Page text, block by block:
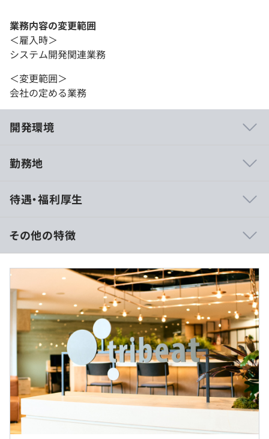
業務内容の変更範囲
＜雇入時＞
システム開発関連業務
＜変更範囲＞
会社の定める業務
開発環境
まで、幅広い分野のプロジェクトに携われます。設計から
は上流工程のみを担当する案件もあります。直取引のため
多様なプロジェクト経験を積めることが、当社で働く大き
な魅力です。
当社にはモダンな開発環境がありますが、それは常に整っ
ているわけではありません。古い開発環境を刷新し、モダ
ナイズを進めるプロジェクトが多く、自社システムを再デ
ザインして改善する場面もあります。このようなプロセス
に関わることで、システム全体を見渡せる力を培うことが
できます。
また、さまざまな経歴を持つエンジニアが集まっており、
異なる視点やスキルをお互いに吸収しながら成長できる環
境です。新しいことに前向きに取り組むメンバーが多く、
未知の領域にチャレンジし、会社とともに成長したいとい
勤務地
待遇・福利厚生
■想定年収：468万円～754万円
■賃金形態：月給制
■賃金の決定方法：経験や年齢、能力を考慮の上、決定し
ます。
■月給：約36万円～58万円（固定残業代を含む）
・固定残業代：30時間分、約7万円～11万円（超過分は別
途支給）
（※想定年収は年収提示額を保証するものではありません）
その他の特徴